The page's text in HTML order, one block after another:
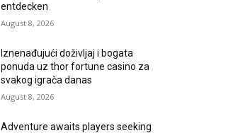
entdecken
August 8, 2026
Iznenađujući doživljaj i bogata
ponuda uz thor fortune casino za
svakog igrača danas
August 8, 2026
Adventure awaits players seeking